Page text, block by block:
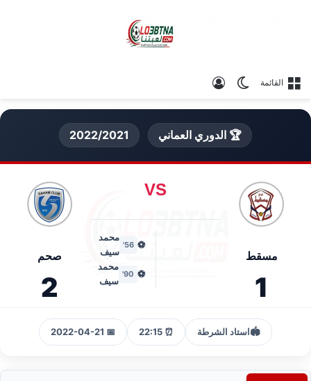
القائمة الوضع المظلم
🏆 الدوري العماني 2022/2021
مسقط
1
VS
⚽
56'
محمد
سيف
⚽
90'
محمد
سيف
صحم
2
🏟️استاد الشرطة ⏰ 22:15
📅 2022-04-21